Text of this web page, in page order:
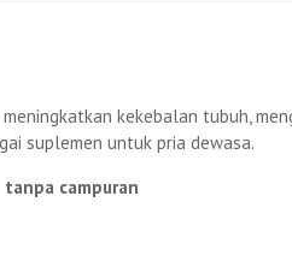
kekebalan tubuh,
suplemen untuk pria dewasa.
campuran